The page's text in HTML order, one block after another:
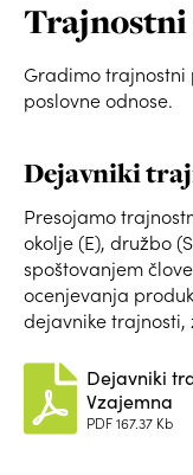
Trajnostni
Gradimo trajnostni
poslovne odnose.
Dejavniki
Presojamo
okolje (E), družbo
spoštovanjem
ocenjevanja
dejavnike trajnosti,
Dejavniki
Vzajemna
PDF167.37 Kb